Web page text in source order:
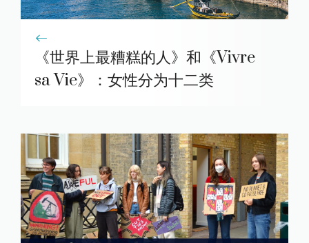
《世界上最糟糕的人》和《Vivre
sa Vie》：女性分为十二类